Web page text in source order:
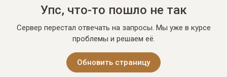
Упс, что-то пошло не так
Сервер перестал отвечать на запросы. Мы уже в курсе
проблемы и решаем её.
Обновить страницу